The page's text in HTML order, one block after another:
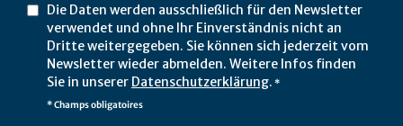
Die Daten werden ausschließlich für den Newsletter
verwendet und ohne Ihr Einverständnis nicht an
Dritte weitergegeben. Sie können sich jederzeit vom
Newsletter wieder abmelden. Weitere Infos finden
Sie in unserer Datenschutzerklärung. *
* Champs obligatoires